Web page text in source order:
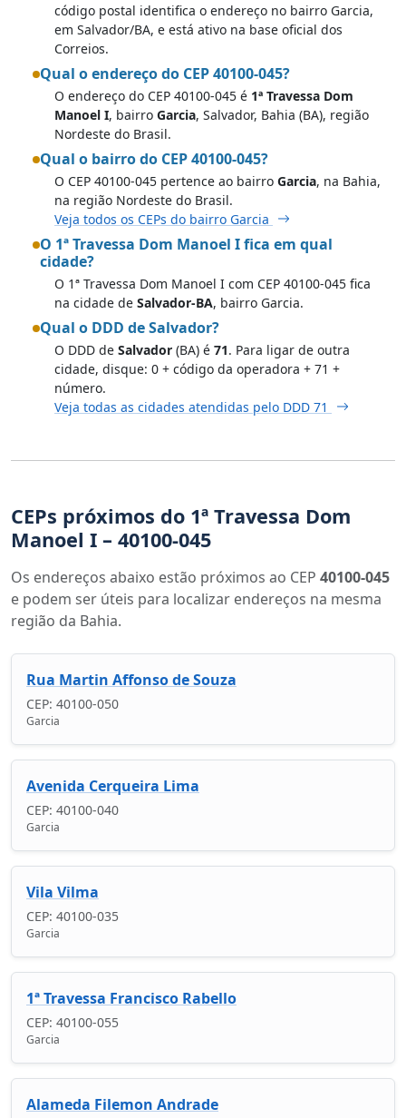
código postal identifica o endereço no bairro Garcia,
em Salvador/BA, e está ativo na base oficial dos
Correios.
Qual o endereço do CEP 40100-045?
O endereço do CEP 40100-045 é 1ª Travessa Dom
Manoel I, bairro Garcia, Salvador, Bahia (BA), região
Nordeste do Brasil.
Qual o bairro do CEP 40100-045?
O CEP 40100-045 pertence ao bairro Garcia, na Bahia,
na região Nordeste do Brasil.
Veja todos os CEPs do bairro Garcia
O 1ª Travessa Dom Manoel I fica em qual
cidade?
O 1ª Travessa Dom Manoel I com CEP 40100-045 fica
na cidade de Salvador-BA, bairro Garcia.
Qual o DDD de Salvador?
O DDD de Salvador (BA) é 71. Para ligar de outra
cidade, disque: 0 + código da operadora + 71 +
número.
Veja todas as cidades atendidas pelo DDD 71
CEPs próximos do 1ª Travessa Dom
Manoel I – 40100-045
Os endereços abaixo estão próximos ao CEP 40100-045
e podem ser úteis para localizar endereços na mesma
região da Bahia.
Rua Martin Affonso de Souza
CEP: 40100-050
Garcia
Avenida Cerqueira Lima
CEP: 40100-040
Garcia
Vila Vilma
CEP: 40100-035
Garcia
1ª Travessa Francisco Rabello
CEP: 40100-055
Garcia
Alameda Filemon Andrade